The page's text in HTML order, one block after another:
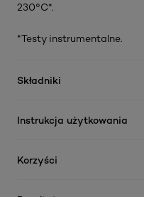
230°C*.
*Testy instrumentalne.
Składniki
Instrukcja użytkowania
Korzyści